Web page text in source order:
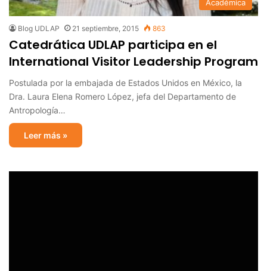
Académica
Blog UDLAP 21 septiembre, 2015 863
Catedrática UDLAP participa en el
International Visitor Leadership Program
Postulada por la embajada de Estados Unidos en México, la
Dra. Laura Elena Romero López, jefa del Departamento de
Antropología…
Leer más »